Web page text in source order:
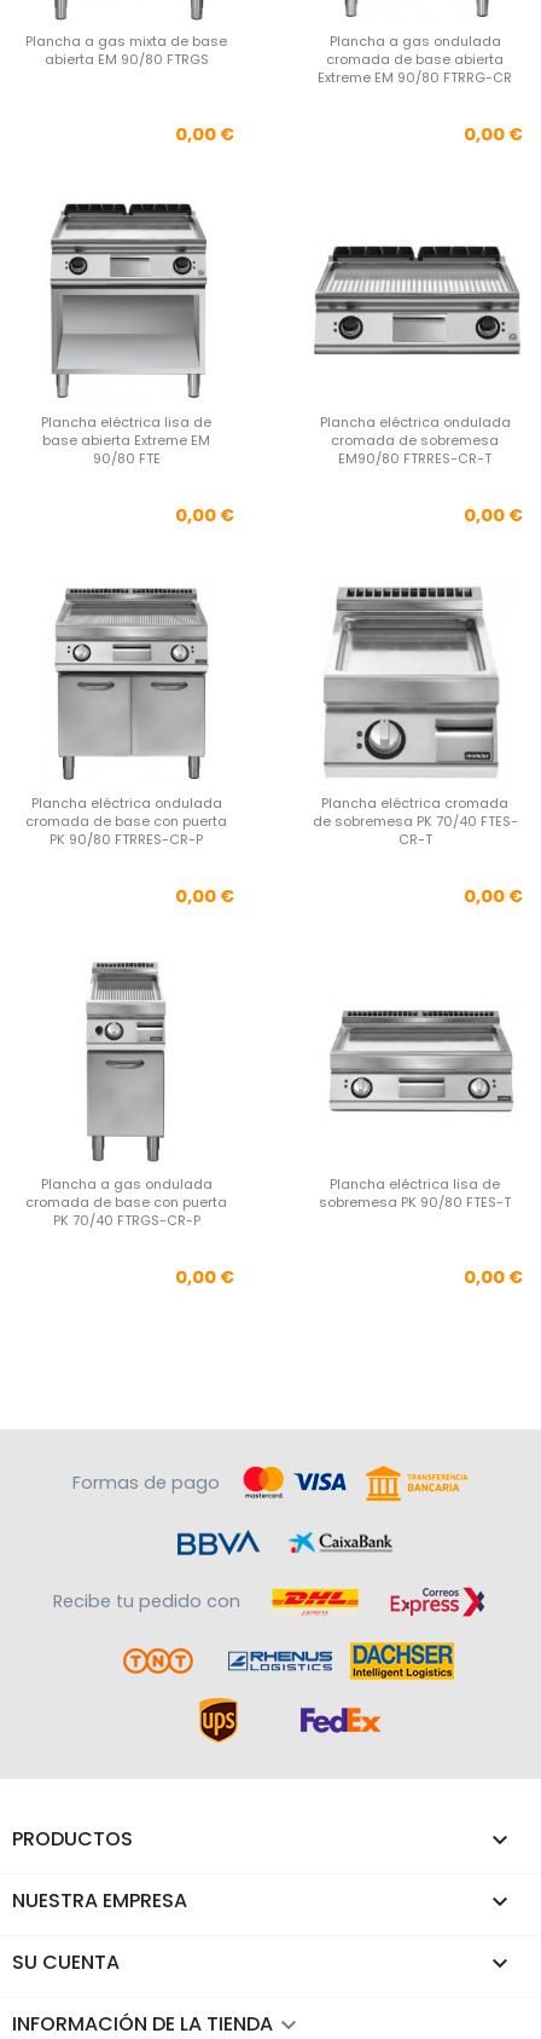
Plancha a gas mixta de base
abierta EM 90/80 FTRGS
Precio
0,00 €
Plancha a gas ondulada
cromada de base abierta
Extreme EM 90/80 FTRRG-CR
0,00 €
Plancha eléctrica lisa de
base abierta Extreme EM
90/80 FTE
Precio
0,00 €
Plancha eléctrica ondulada
cromada de sobremesa
EM90/80 FTRRES-CR-T
0,00 €
Plancha eléctrica ondulada
cromada de base con puerta
PK 90/80 FTRRES-CR-P
Precio
0,00 €
Plancha eléctrica cromada
de sobremesa PK 70/40 FTES-
CR-T
0,00 €
Plancha a gas ondulada
cromada de base con puerta
PK 70/40 FTRGS-CR-P
Precio
0,00 €
Plancha eléctrica lisa de
sobremesa PK 90/80 FTES-T
0,00 €
Formas de pago
Recibe tu pedido con
PRODUCTOS 
NUESTRA EMPRESA 
SU CUENTA 
INFORMACIÓN DE LA TIENDA keyboard_arrow_down